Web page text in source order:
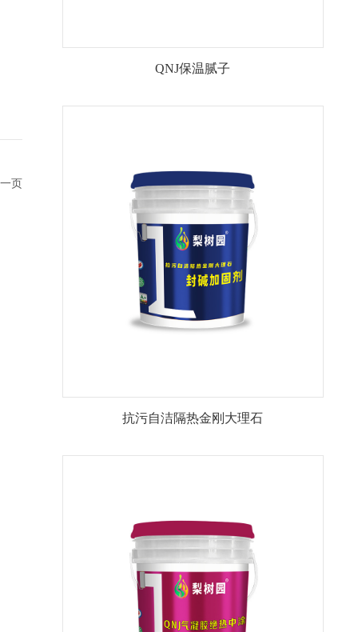
页
QNJ保温腻子
抗污自洁隔热金刚大理石